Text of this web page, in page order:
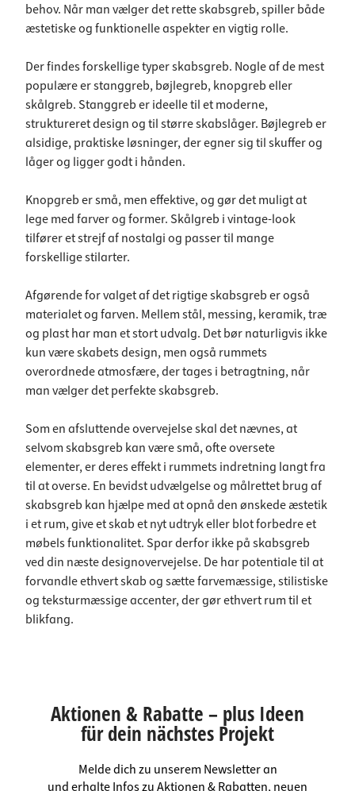
behov. Når man vælger det rette skabsgreb, spiller både
æstetiske og funktionelle aspekter en vigtig rolle.
Der findes forskellige typer skabsgreb. Nogle af de mest
populære er stanggreb, bøjlegreb, knopgreb eller
skålgreb. Stanggreb er ideelle til et moderne,
struktureret design og til større skabslåger. Bøjlegreb er
alsidige, praktiske løsninger, der egner sig til skuffer og
låger og ligger godt i hånden.
Knopgreb er små, men effektive, og gør det muligt at
lege med farver og former. Skålgreb i vintage-look
tilfører et strejf af nostalgi og passer til mange
forskellige stilarter.
Afgørende for valget af det rigtige skabsgreb er også
materialet og farven. Mellem stål, messing, keramik, træ
og plast har man et stort udvalg. Det bør naturligvis ikke
kun være skabets design, men også rummets
overordnede atmosfære, der tages i betragtning, når
man vælger det perfekte skabsgreb.
Som en afsluttende overvejelse skal det nævnes, at
selvom skabsgreb kan være små, ofte oversete
elementer, er deres effekt i rummets indretning langt fra
til at overse. En bevidst udvælgelse og målrettet brug af
skabsgreb kan hjælpe med at opnå den ønskede æstetik
i et rum, give et skab et nyt udtryk eller blot forbedre et
møbels funktionalitet. Spar derfor ikke på skabsgreb
ved din næste designovervejelse. De har potentiale til at
forvandle ethvert skab og sætte farvemæssige, stilistiske
og teksturmæssige accenter, der gør ethvert rum til et
blikfang.
Aktionen & Rabatte – plus Ideen
für dein nächstes Projekt
Melde dich zu unserem Newsletter an
und erhalte Infos zu Aktionen & Rabatten, neuen